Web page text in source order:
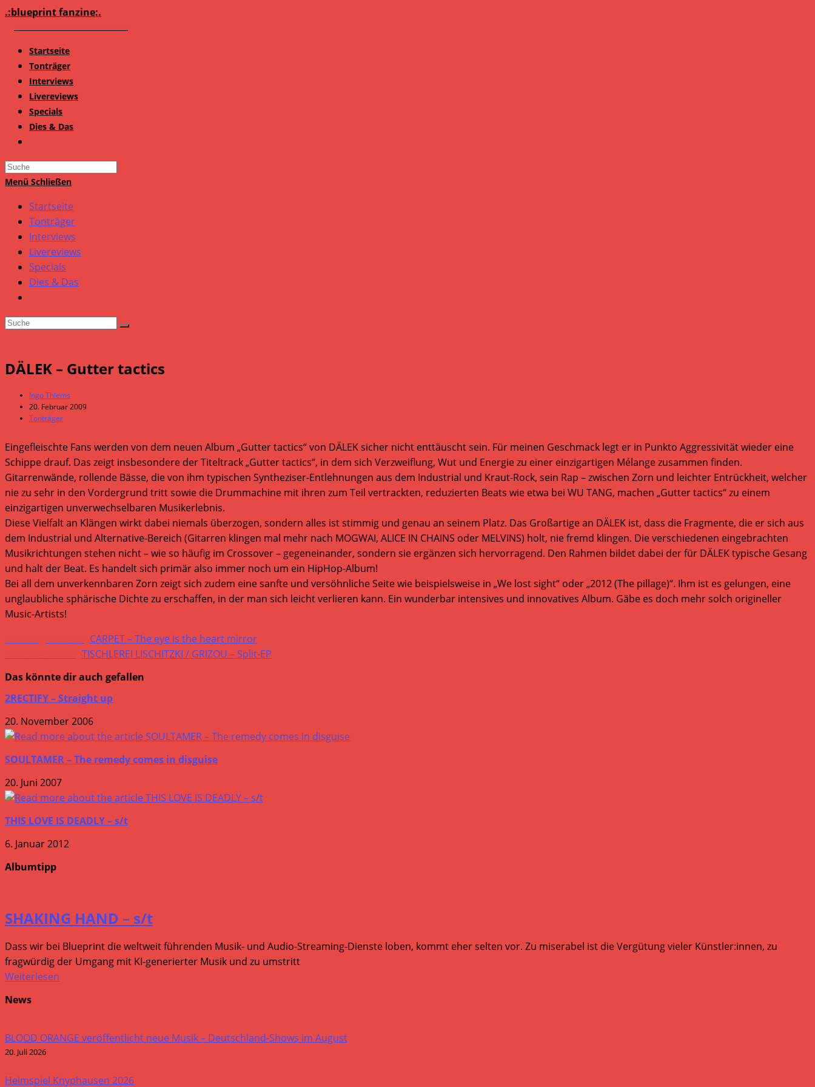
Zum
.:blueprint fanzine:.
Startseite
Tonträger
Interviews
Livereviews
Specials
Dies & Das
Search
this
Menü Schließen
Startseite
Tonträger
Interviews
Livereviews
Specials
Dies & Das
DÄLEK – Gutter tactics
Beitrags-
Autor:
Ingo Thiems
Beitrag
veröffentlicht:
20. Februar 2009
Beitrags-
Tonträger
Eingefleischte Fans werden von dem neuen Album „Gutter tactics“ von DÄLEK sicher nicht enttäuscht sein. Für meinen Geschmack legt er in Punkto Aggressivität wieder eine
Schippe drauf. Das zeigt insbesondere der Titeltrack „Gutter tactics“, in dem sich Verzweiflung, Wut und Energie zu einer einzigartigen Mélange zusammen finden.
Gitarrenwände, rollende Bässe, die von ihm typischen Syntheziser-Entlehnungen aus dem Industrial und Kraut-Rock, sein Rap – zwischen Zorn und leichter Entrückheit, welcher
nie zu sehr in den Vordergrund tritt sowie die Drummachine mit ihren zum Teil vertrackten, reduzierten Beats wie etwa bei WU TANG, machen „Gutter tactics“ zu einem
einzigartigen unverwechselbaren Musikerlebnis.
Diese Vielfalt an Klängen wirkt dabei niemals überzogen, sondern alles ist stimmig und genau an seinem Platz. Das Großartige an DÄLEK ist, dass die Fragmente, die er sich aus
dem Industrial und Alternative-Bereich (Gitarren klingen mal mehr nach MOGWAI, ALICE IN CHAINS oder MELVINS) holt, nie fremd klingen. Die verschiedenen eingebrachten
Musikrichtungen stehen nicht – wie so häufig im Crossover – gegeneinander, sondern sie ergänzen sich hervorragend. Den Rahmen bildet dabei der für DÄLEK typische Gesang
und halt der Beat. Es handelt sich primär also immer noch um ein HipHop-Album!
Bei all dem unverkennbaren Zorn zeigt sich zudem eine sanfte und versöhnliche Seite wie beispielsweise in „We lost sight“ oder „2012 (The pillage)“. Ihm ist es gelungen, eine
unglaubliche sphärische Dichte zu erschaffen, in der man sich leicht verlieren kann. Ein wunderbar intensives und innovatives Album. Gäbe es doch mehr solch origineller
Music-Artists!
Weitere
Artikel
ansehen
CARPET – The eye is the heart mirror
TISCHLEREI LISCHITZKI / GRIZOU – Split-EP
Das könnte dir auch gefallen
2RECTIFY – Straight up
20. November 2006
SOULTAMER – The remedy comes in disguise
20. Juni 2007
THIS LOVE IS DEADLY – s/t
6. Januar 2012
Albumtipp
SHAKING HAND – s/t
Dass wir bei Blueprint die weltweit führenden Musik- und Audio-Streaming-Dienste loben, kommt eher selten vor. Zu miserabel ist die Vergütung vieler Künstler:innen, zu
fragwürdig der Umgang mit KI-generierter Musik und zu umstritt
Weiterlesen
News
BLOOD ORANGE veröffentlicht neue Musik – Deutschland-Shows im August
20. Juli 2026
Heimspiel Knyphausen 2026